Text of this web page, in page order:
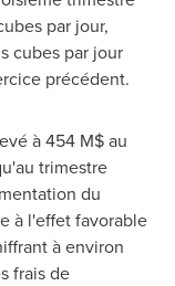
par jour,
cubes par jour
précédent.
à 454 M$ au
trimestre
du
à l'effet favorable
à environ
frais de